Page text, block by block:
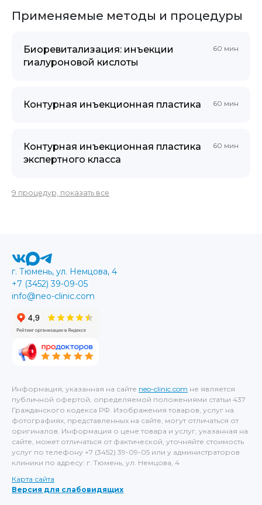
Применяемые методы и процедуры
Биоревитализация: инъекции
гиалуроновой кислоты
60 мин
Контурная инъекционная пластика 60 мин
Контурная инъекционная пластика
экспертного класса
60 мин
9 процедур, показать все
Информация, указанная на сайте neo-clinic.com не является
публичной офертой, определяемой положениями статьи 437
Гражданского кодекса РФ. Изображения товаров, услуг на
фотографиях, представленных на сайте, могут отличаться от
оригиналов. Информация о цене товара и услуг, указанная на
сайте, может отличаться от фактической, уточняйте стоимость
услуг по телефону +7 (3452) 39-09-05 или у администраторов
клиники по адресу: г. Тюмень, ул. Немцова, 4
Карта сайта
Версия для слабовидящих
г. Тюмень, ул. Немцова, 4
+7 (3452) 39-09-05
info@neo-clinic.com